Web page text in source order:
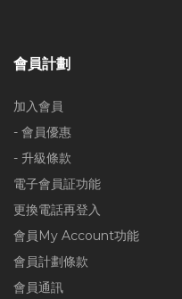
會員計劃
加入會員
- 會員優惠
- 升級條款
電子會員証功能
更換電話再登入
會員My Account功能
會員計劃條款
會員通訊